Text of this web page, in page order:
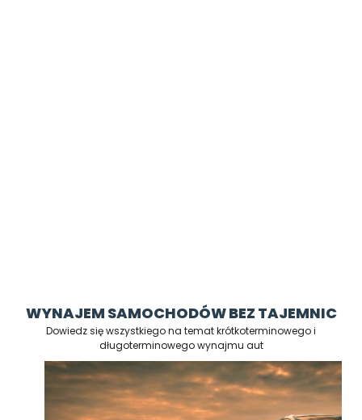
WYNAJEM SAMOCHODÓW BEZ TAJEMNIC
Dowiedz się wszystkiego na temat krótkoterminowego i
długoterminowego wynajmu aut